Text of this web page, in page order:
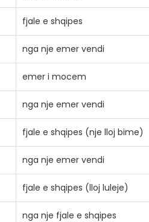
fjale e shqipes
nga nje emer vendi
emer i mocem
nga nje emer vendi
fjale e shqipes (nje lloj bime)
nga nje emer vendi
fjale e shqipes (lloj luleje)
nga nje fjale e shqipes